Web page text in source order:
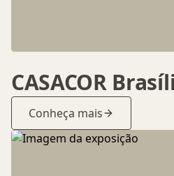
CASACOR
Conheça mais